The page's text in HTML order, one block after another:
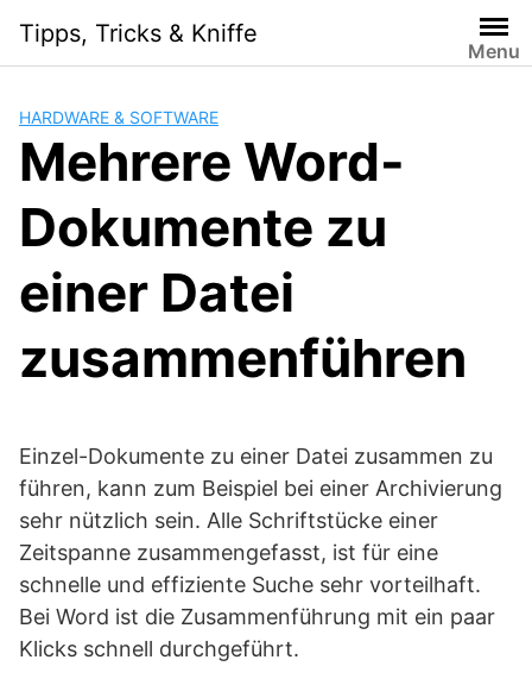
content
Tipps, Tricks & Kniffe
Menu
HARDWARE & SOFTWARE
Mehrere Word-
Dokumente zu
einer Datei
zusammenführen
Einzel-Dokumente zu einer Datei zusammen zu
führen, kann zum Beispiel bei einer Archivierung
sehr nützlich sein. Alle Schriftstücke einer
Zeitspanne zusammengefasst, ist für eine
schnelle und effiziente Suche sehr vorteilhaft.
Bei Word ist die Zusammenführung mit ein paar
Klicks schnell durchgeführt.